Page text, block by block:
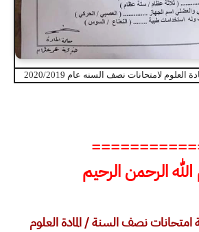
لامتحانات نصف السنه عام 2020/2019
الرحمن الرحيم
امتحانات نصف السنة / المادة العلوم